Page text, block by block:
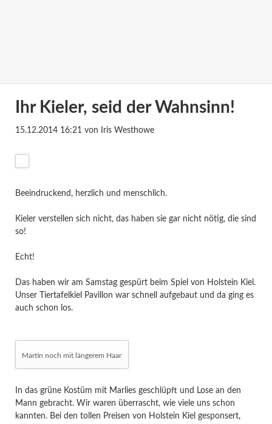
Ihr Kieler, seid der Wahnsinn!
15.12.2014 16:21von Iris Westhowe
Beeindruckend, herzlich und menschlich.
Kieler verstellen sich nicht, das haben sie gar nicht nötig, die sind
so!
Echt!
Das haben wir am Samstag gespürt beim Spiel von Holstein Kiel.
Unser Tiertafelkiel Pavillon war schnell aufgebaut und da ging es
auch schon los.
Martin noch mit längerem Haar
In das grüne Kostüm mit Marlies geschlüpft und Lose an den
Mann gebracht. Wir waren überrascht, wie viele uns schon
kannten. Bei den tollen Preisen von Holstein Kiel gesponsert,